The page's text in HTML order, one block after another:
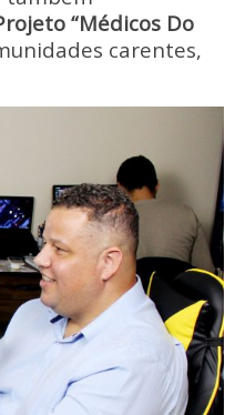
para
baixo
diminuir
o
volume.
“Médicos Do
carentes,